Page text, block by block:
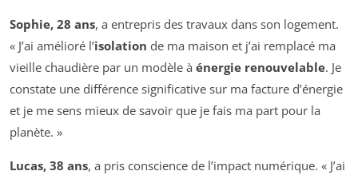
Sophie, 28 ans, a entrepris des travaux dans son logement.
« J’ai amélioré l’isolation de ma maison et j’ai remplacé ma
vieille chaudière par un modèle à énergie renouvelable. Je
constate une différence significative sur ma facture d’énergie
et je me sens mieux de savoir que je fais ma part pour la
planète. »
Lucas, 38 ans, a pris conscience de l’impact numérique. « J’ai